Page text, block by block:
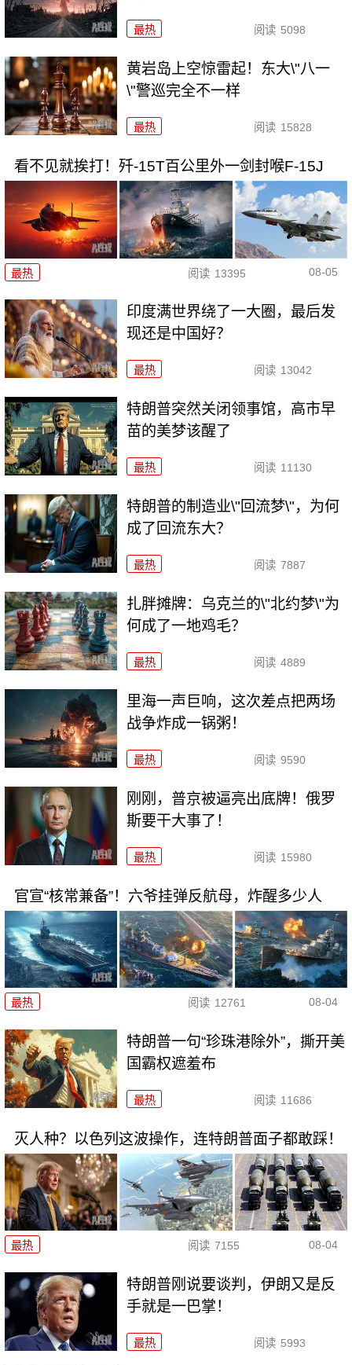
最热 阅读 5098
黄岩岛上空惊雷起！东大\"八一
\"警巡完全不一样
最热 阅读 15828
看不见就挨打！歼-15T百公里外一剑封喉F-15J
最热 阅读 13395 08-05
印度满世界绕了一大圈，最后发
现还是中国好？
最热 阅读 13042
特朗普突然关闭领事馆，高市早
苗的美梦该醒了
最热 阅读 11130
特朗普的制造业\"回流梦\"，为何
成了回流东大？
最热 阅读 7887
扎胖摊牌：乌克兰的\"北约梦\"为
何成了一地鸡毛？
最热 阅读 4889
里海一声巨响，这次差点把两场
战争炸成一锅粥！
最热 阅读 9590
刚刚，普京被逼亮出底牌！俄罗
斯要干大事了！
最热 阅读 15980
官宣“核常兼备”！六爷挂弹反航母，炸醒多少人
最热 阅读 12761 08-04
特朗普一句“珍珠港除外”，撕开美
国霸权遮羞布
最热 阅读 11686
灭人种？以色列这波操作，连特朗普面子都敢踩！
最热 阅读 7155 08-04
特朗普刚说要谈判，伊朗又是反
手就是一巴掌！
最热 阅读 5993